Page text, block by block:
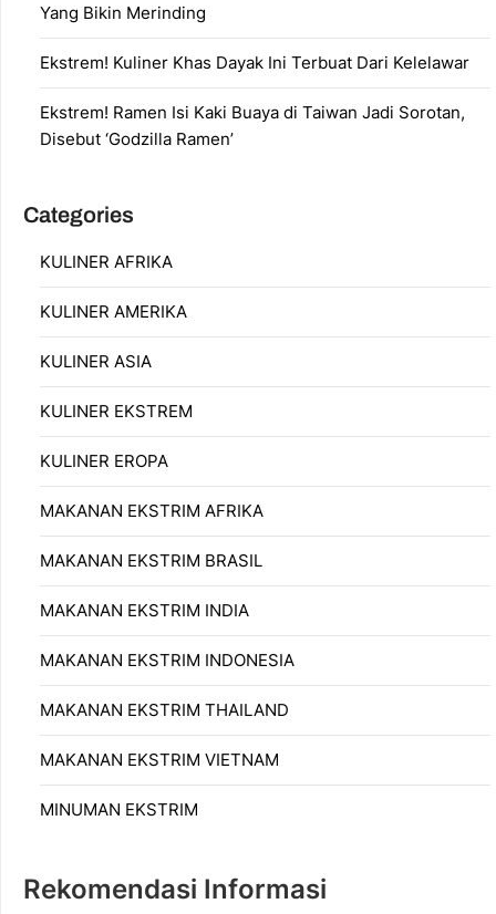
Yang Bikin Merinding
Ekstrem! Kuliner Khas Dayak Ini Terbuat Dari Kelelawar
Ekstrem! Ramen Isi Kaki Buaya di Taiwan Jadi Sorotan,
Disebut ‘Godzilla Ramen’
Categories
KULINER AFRIKA
KULINER AMERIKA
KULINER ASIA
KULINER EKSTREM
KULINER EROPA
MAKANAN EKSTRIM AFRIKA
MAKANAN EKSTRIM BRASIL
MAKANAN EKSTRIM INDIA
MAKANAN EKSTRIM INDONESIA
MAKANAN EKSTRIM THAILAND
MAKANAN EKSTRIM VIETNAM
MINUMAN EKSTRIM
Rekomendasi Informasi